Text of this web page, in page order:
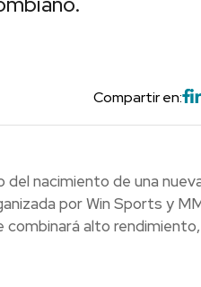
Compartir en:
del nacimiento de una
por Win Sports y
combinará alto rendimiento,